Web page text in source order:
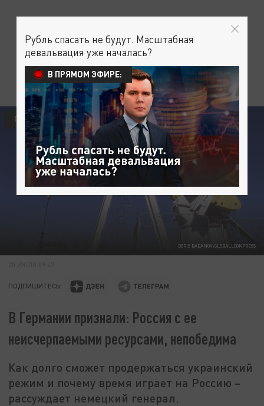
BORIS BABANOV/GLOBALLOOKPRESS
ПОЛИТИКА ОБЩЕСТВО
ПОДПИШИТЕСЬ:
В Германии признали: Россия с ее
неисчерпаемыми ресурсами, непобедима
Как долго сможет продержаться украинский
режим и почему время играет на Россию –
рассуждает немецкий генерал.
Рубль спасать не будут. Масштабная
девальвация уже началась?
В ПРЯМОМ ЭФИРЕ: